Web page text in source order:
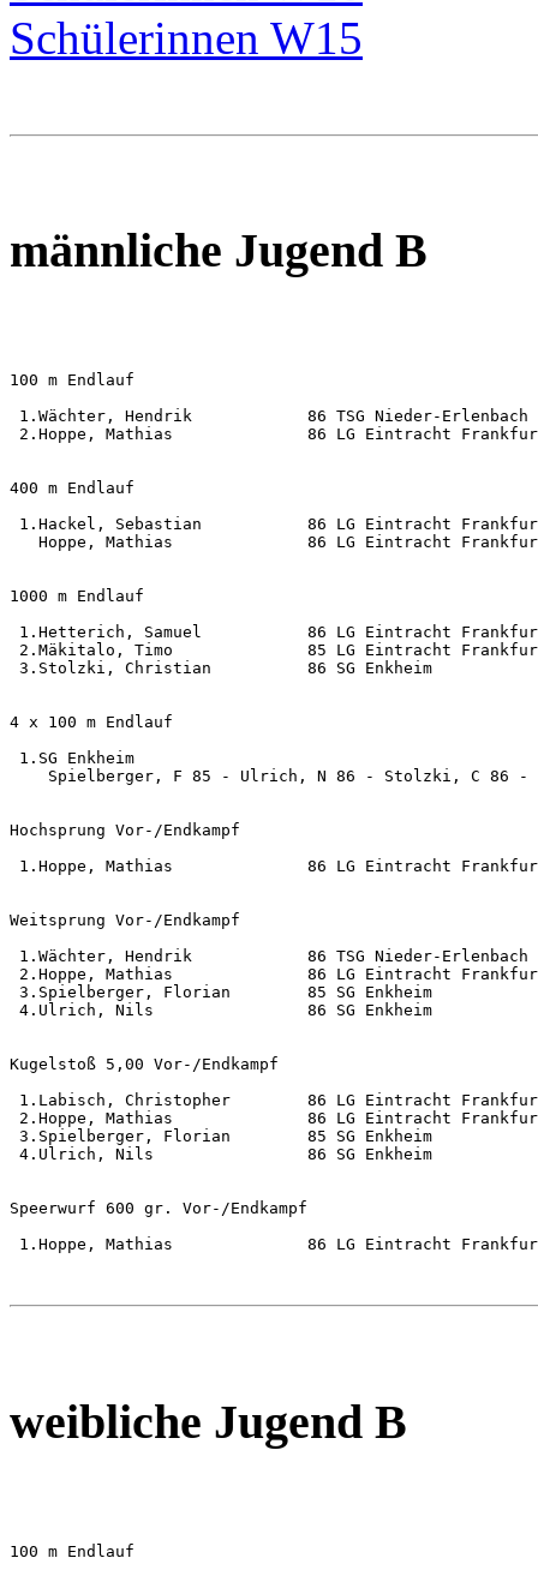
Schülerinnen W15
männliche Jugend B
100 m Endlauf
1.Wächter, Hendrik            86 TSG Nieder-
2.Hoppe, Mathias              86 LG Eintracht
400 m Endlauf
1.Hackel, Sebastian           86 LG Eintracht
Hoppe, Mathias              86 LG Eintracht
1000 m Endlauf
1.Hetterich, Samuel           86 LG Eintracht Frankfurt
2.Mäkitalo, Timo              85 LG Eintracht Frankfurt
3.Stolzki, Christian          86 SG Enkheim
4 x 100 m Endlauf
1.SG Enkheim
Spielberger, F 85 - Ulrich, N 86 - Stolzki, C 86 -
Hochsprung Vor-/Endkampf
1.Hoppe, Mathias              86 LG Eintracht
Weitsprung Vor-/Endkampf
1.Wächter, Hendrik            86 TSG Nieder-
2.Hoppe, Mathias              86 LG Eintracht
3.Spielberger, Florian        85 SG
4.Ulrich, Nils                86 SG Enkheim
Kugelstoß 5,00 Vor-/Endkampf
1.Labisch, Christopher        86 LG Eintracht
2.Hoppe, Mathias              86 LG Eintracht
3.Spielberger, Florian        85 SG Enkheim
4.Ulrich, Nils                86 SG Enkheim
Speerwurf 600 gr. Vor-/Endkampf
1.Hoppe, Mathias              86 LG Eintracht
weibliche Jugend B
100 m Endlauf